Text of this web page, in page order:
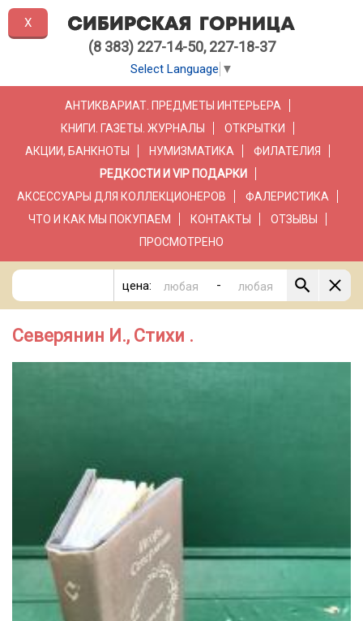
(8 383) 227-14-50, 227-18-37
Select Language ▼
АНТИКВАРИАТ. ПРЕДМЕТЫ ИНТЕРЬЕРА
КНИГИ. ГАЗЕТЫ. ЖУРНАЛЫ
ОТКРЫТКИ
АКЦИИ, БАНКНОТЫ
НУМИЗМАТИКА
ФИЛАТЕЛИЯ
РЕДКОСТИ И VIP ПОДАРКИ
АКСЕССУАРЫ ДЛЯ КОЛЛЕКЦИОНЕРОВ
ФАЛЕРИСТИКА
ЧТО И КАК МЫ ПОКУПАЕМ
КОНТАКТЫ
ОТЗЫВЫ
ПРОСМОТРЕНО
цена: -
Северянин И., Стихи .
X